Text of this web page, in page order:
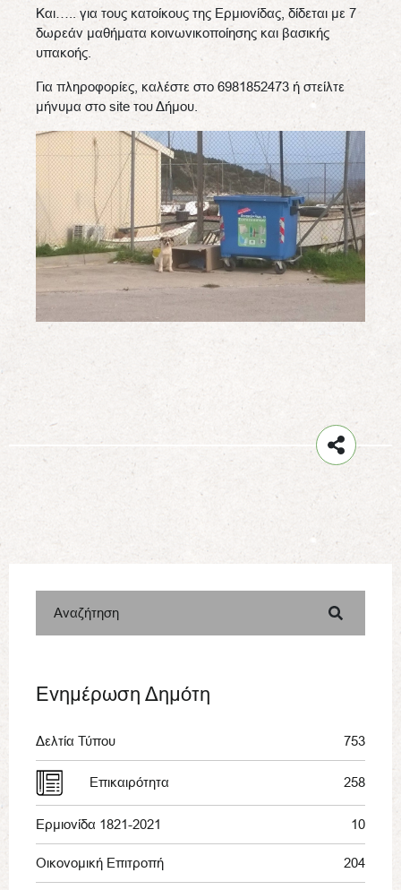
Και….. για τους κατοίκους της Ερμιονίδας, δίδεται με 7
δωρεάν μαθήματα κοινωνικοποίησης και βασικής
υπακοής.
Για πληροφορίες, καλέστε στο 6981852473 ή στείλτε
μήνυμα στο site του Δήμου.
Αναζήτηση
Ενημέρωση Δημότη
Δελτία Τύπου 753
Επικαιρότητα 258
Ερμιονίδα 1821-2021 10
Οικονομική Επιτροπή 204